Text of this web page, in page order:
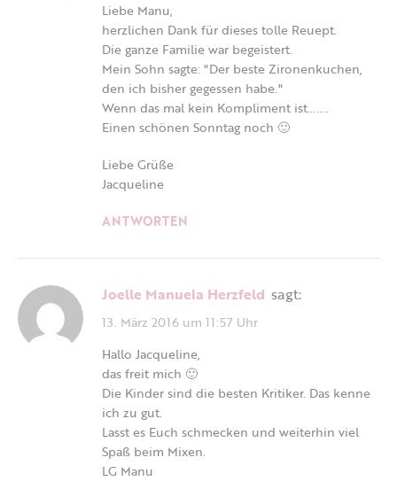
Liebe Manu,
herzlichen Dank für dieses tolle Reuept.
Die ganze Familie war begeistert.
Mein Sohn sagte: "Der beste Zironenkuchen,
den ich bisher gegessen habe."
Wenn das mal kein Kompliment ist…….
Einen schönen Sonntag noch 🙂
Liebe Grüße
Jacqueline
ANTWORTEN
Joelle Manuela Herzfeld sagt:
13. März 2016 um 11:57 Uhr
Hallo Jacqueline,
das freit mich 🙂
Die Kinder sind die besten Kritiker. Das kenne
ich zu gut.
Lasst es Euch schmecken und weiterhin viel
Spaß beim Mixen.
LG Manu